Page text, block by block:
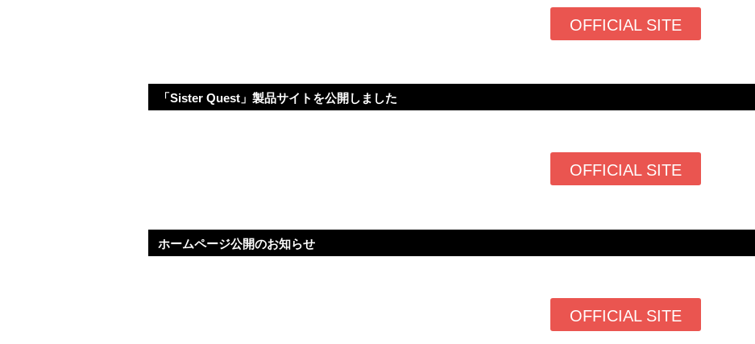
OFFICIAL SITE
「Sister Quest」製品サイトを公開しました
OFFICIAL SITE
ホームページ公開のお知らせ
OFFICIAL SITE